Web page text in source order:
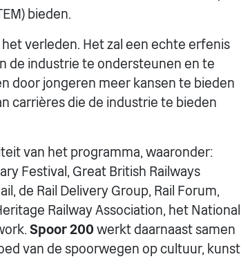
bieden.
verleden. Het zal een echte erfenis
de industrie te ondersteunen en te
door jongeren meer kansen te bieden
carrières die de industrie te bieden
van het programma, waaronder:
Festival, Great British Railways
de Rail Delivery Group, Rail Forum,
Railway Association, het National
Spoor 200 werkt daarnaast samen
van de spoorwegen op cultuur, kunst